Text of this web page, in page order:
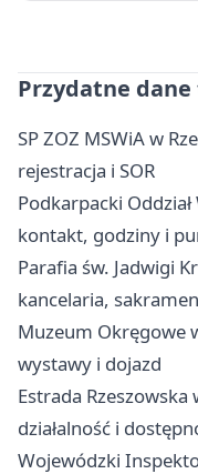
Przydatne
SP ZOZ MSWiA w
rejestracja i SOR
Podkarpacki
kontakt, godziny i
Parafia św. Jadwigi
kancelaria,
Muzeum Okręgowe
wystawy i dojazd
Estrada Rzeszowska
działalność i
Wojewódzki